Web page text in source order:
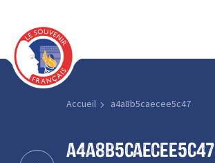
Accueil a4a8b5caecee5c47
a4a8b5caecee5c47